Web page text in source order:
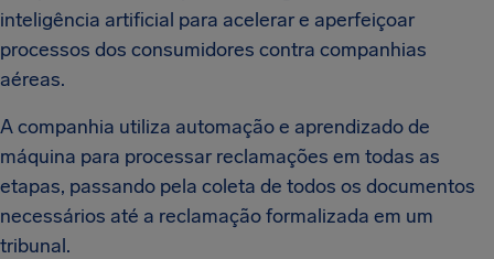
inteligência artificial para acelerar e aperfeiçoar
processos dos consumidores contra companhias
aéreas.
A companhia utiliza automação e aprendizado de
máquina para processar reclamações em todas as
etapas, passando pela coleta de todos os documentos
necessários até a reclamação formalizada em um
tribunal.